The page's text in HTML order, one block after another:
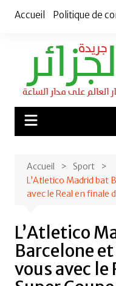
Accueil Politique de
Accueil
Sport
L’Atletico Madrid bat
avec le Real en finale
L’Atletico
Barcelone
vous avec le